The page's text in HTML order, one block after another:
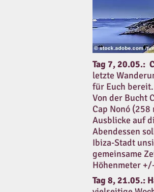
Tag 7, 20.05.:
letzte
für Euch
Von der Bucht
Cap Nonó
Ausblicke auf
Abendessen
Ibiza-Stadt
gemeinsame
Höhenmeter
Tag 8, 21.05.: